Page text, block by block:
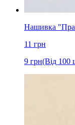
Нашивка
11 грн
9 грн(Від 100